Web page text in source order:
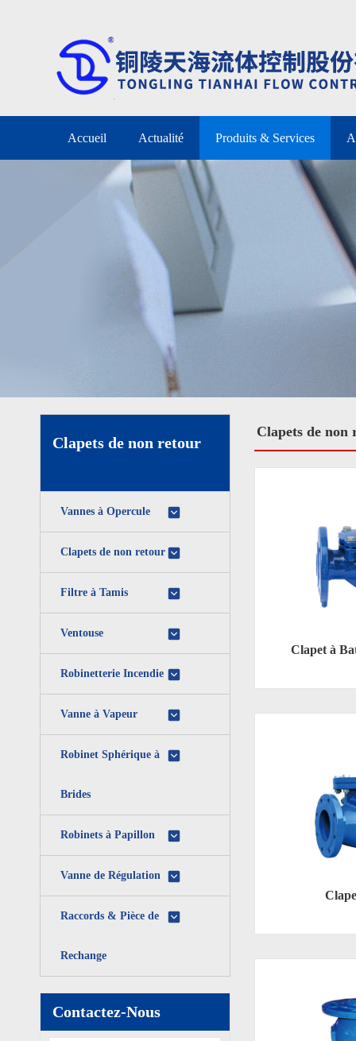
Accueil Actualité Produits & Services
Clapets de non retour
Vannes à Opercule
Clapets de non retour
Filtre à Tamis
Ventouse
Robinetterie Incendie
Vanne à Vapeur
Robinet Sphérique à
Brides
Robinets à Papillon
Vanne de Régulation
Raccords & Pièce de
Rechange
Contactez-Nous
Clapets de non
Clapet à